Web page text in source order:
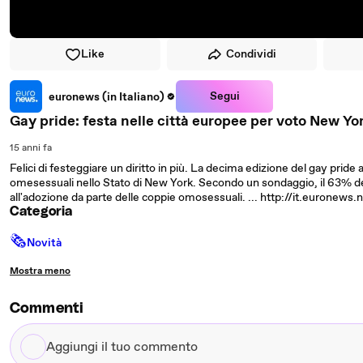
Like Condividi
euronews (in Italiano) Segui
Gay pride: festa nelle città europee per voto New
15 anni fa
Felici di festeggiare un diritto in più. La decima edizione del gay pride
omesessuali nello Stato di New York. Secondo un sondaggio, il 63%
all'adozione da parte delle coppie omosessuali. ... http://
Categoria
🗞Novità
Mostra meno
Commenti
Aggiungi